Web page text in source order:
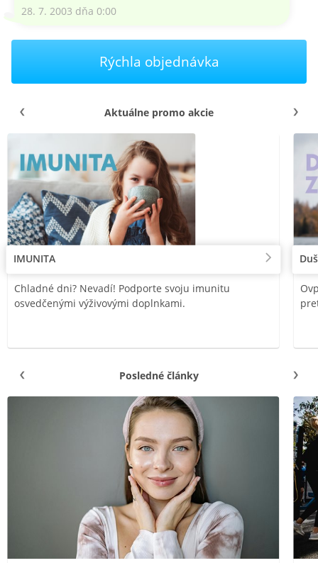
28. 7. 2003 dňa 0:00
Rýchla objednávka
Aktuálne promo akcie
IMUNITA
Chladné dni? Nevadí! Podporte svoju imunitu
osvedčenými výživovými doplnkami.
Posledné články